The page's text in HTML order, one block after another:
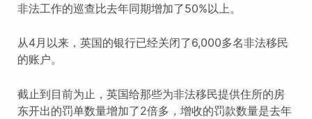
非法工作的巡查比去年同期增加了50%以上。
从4月以来，英国的银行已经关闭了6,000多名非法移民
的账户。
截止到目前为止，英国给那些为非法移民提供住所的房
东开出的罚单数量增加了2倍多，增收的罚款数量是去年